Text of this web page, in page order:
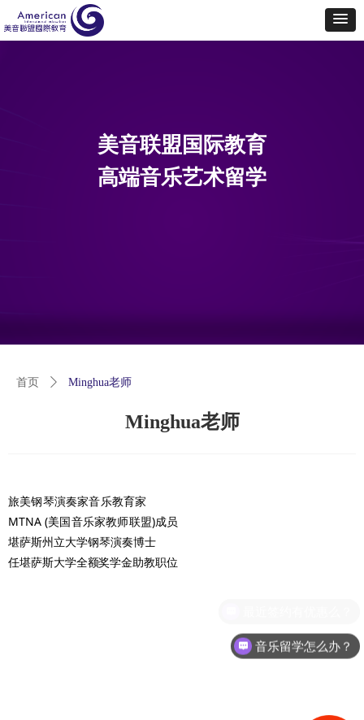
首页 ꄲ Minghua老师
Minghua老师
旅美钢琴演奏家音乐教育家
MTNA (美国音乐家教师联盟)成员
堪萨斯州立大学钢琴演奏博士
任堪萨斯大学全额奖学金助教职位
美音联盟国际教育
高端音乐艺术留学
音乐留学怎么办？